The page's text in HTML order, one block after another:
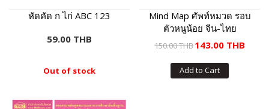
หัดคัด ก ไก่ ABC 123
59.00 THB
Out of stock
Mind Map ศัพท์หมวด รอบ
ตัวหนูน้อย จีน-ไทย
150.00 THB143.00 THB
Add to Cart